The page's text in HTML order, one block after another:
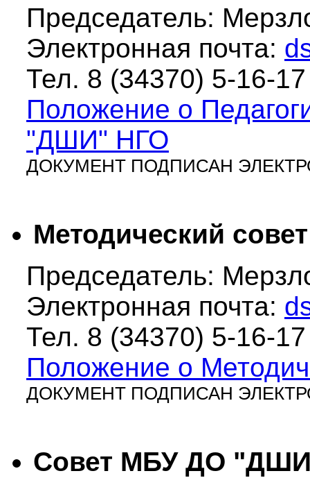
Председатель:
Электронная почта:
Тел. 8 (34370) 5-16-17
Положение о
"ДШИ" НГО
ДОКУМЕНТ ПОДПИСАН
Методический
Председатель:
Электронная почта:
Тел. 8 (34370) 5-16-17
Положение о
ДОКУМЕНТ ПОДПИСАН
Совет МБУ ДО